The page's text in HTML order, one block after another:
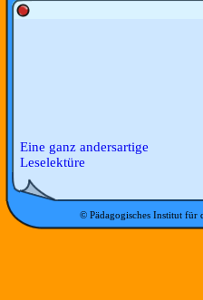
Eine ganz andersartige
Leselektüre
© Pädagogisches Institut für